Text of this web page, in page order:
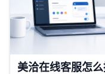
美洽在线客服怎